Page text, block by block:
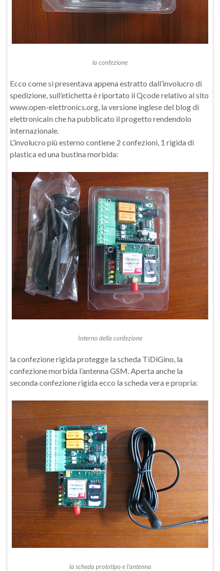
la confezione
Ecco come si presentava appena estratto dall’involucro di
spedizione, sull’etichetta è riportato il Qcode relativo al sito
www.open-elettronics.org, la versione inglese del blog di
elettronicaIn che ha pubblicato il progetto rendendolo
internazionale.
L’involucro più esterno contiene 2 confezioni, 1 rigida di
plastica ed una bustina morbida:
Interno della confezione
la confezione rigida protegge la scheda TiDiGino, la
confezione morbida l’antenna GSM. Aperta anche la
seconda confezione rigida ecco la scheda vera e propria:
la scheda prototipo e l'antenna